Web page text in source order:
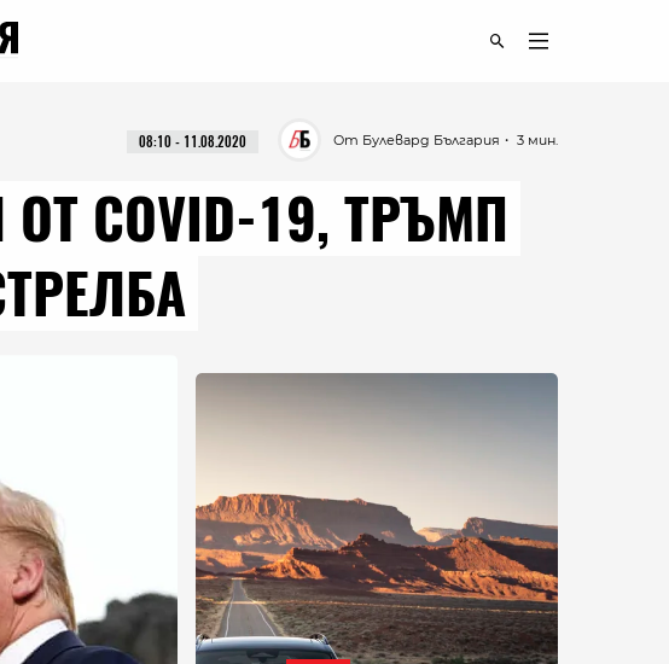
・ 3 мин.
От Булевард България
08:10 - 11.08.2020
COVID-19, ТРЪМП